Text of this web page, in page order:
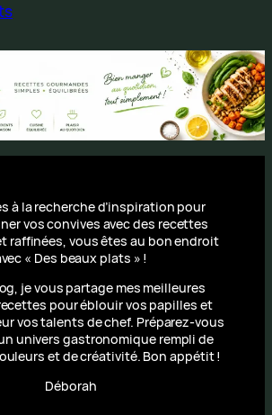
à la recherche d’inspiration pour
vos convives avec des recettes
raffinées, vous êtes au bon endroit
« Des beaux plats » !
je vous partage mes meilleures
pour éblouir vos papilles et
vos talents de chef. Préparez-vous
univers gastronomique rempli de
et de créativité. Bon appétit !
Déborah